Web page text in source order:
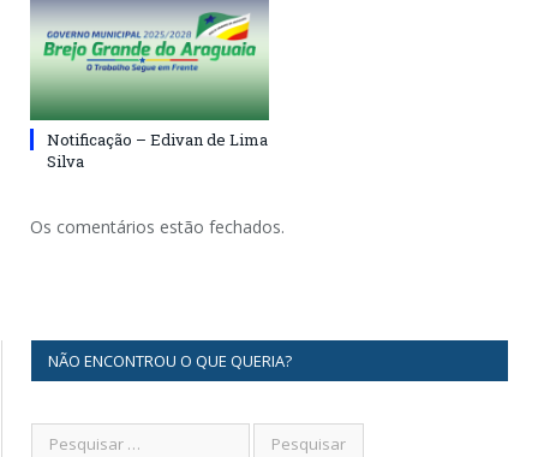
Notificação – Edivan de Lima
Silva
Os comentários estão fechados.
NÃO ENCONTROU O QUE QUERIA?